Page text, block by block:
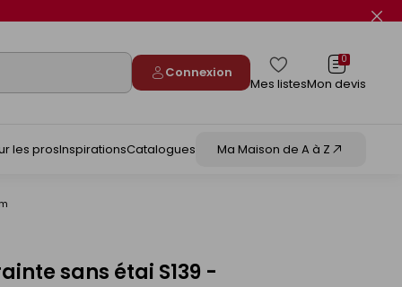
Connexion
Mes listes
0
Mon devis
les prosInspirationsCatalogues Ma Maison de A à Z
sans étai S139 -